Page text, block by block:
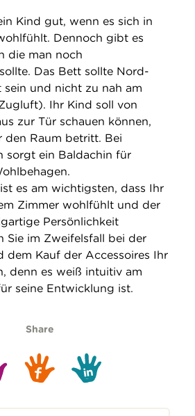
Kind gut, wenn es sich in
Dennoch gibt es
die man noch
Das Bett sollte Nord-
sein und nicht zu nah am
Ihr Kind soll von
zur Tür schauen können,
den Raum betritt. Bei
sorgt ein Baldachin für
es am wichtigsten, dass Ihr
Zimmer wohlfühlt und der
Persönlichkeit
Sie im Zweifelsfall bei der
dem Kauf der Accessoires Ihr
denn es weiß intuitiv am
seine Entwicklung ist.
Share